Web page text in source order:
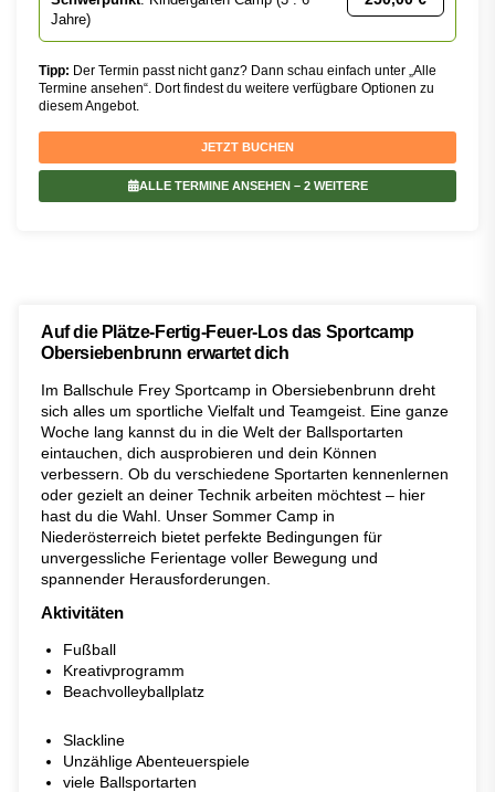
Jahre)
Tipp: Der Termin passt nicht ganz? Dann schau einfach unter „Alle
Termine ansehen“. Dort findest du weitere verfügbare Optionen zu
diesem Angebot.
JETZT BUCHEN
ALLE TERMINE ANSEHEN – 2 WEITERE
Auf die Plätze-Fertig-Feuer-Los das Sportcamp
Obersiebenbrunn erwartet dich
Im Ballschule Frey Sportcamp in Obersiebenbrunn dreht
sich alles um sportliche Vielfalt und Teamgeist. Eine ganze
Woche lang kannst du in die Welt der Ballsportarten
eintauchen, dich ausprobieren und dein Können
verbessern. Ob du verschiedene Sportarten kennenlernen
oder gezielt an deiner Technik arbeiten möchtest – hier
hast du die Wahl. Unser Sommer Camp in
Niederösterreich bietet perfekte Bedingungen für
unvergessliche Ferientage voller Bewegung und
spannender Herausforderungen.
Aktivitäten
Fußball
Kreativprogramm
Beachvolleyballplatz
Slackline
Unzählige Abenteuerspiele
viele Ballsportarten